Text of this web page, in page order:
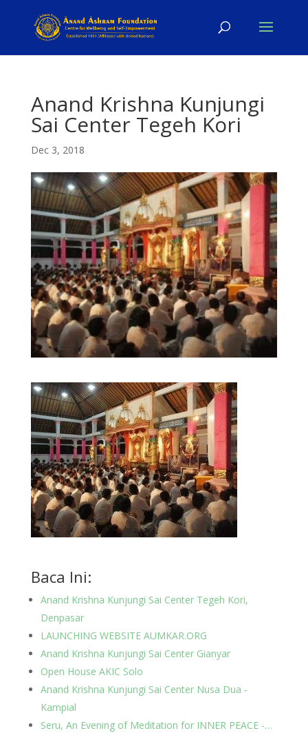
Anand Krishna Kunjungi
Sai Center Tegeh Kori
Dec 3, 2018
Baca Ini:
Anand Krishna Kunjungi Sai Center Tegeh Kori,
Denpasar
LAUNCHING WEBSITE AUMKAR.ORG
Anand Krishna Kunjungi Sai Center Gianyar
Open House AKIC Solo
Anand Krishna Kunjungi Sai Center Nusa Dua -
Kampial
Seru, An Evening of Meditation for INNER PEACE -…